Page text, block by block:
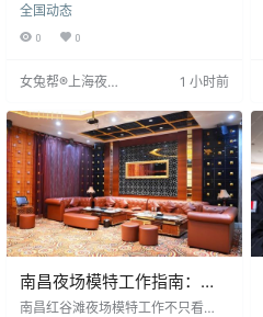
活发展，对优质服务人员需求增
长。招聘要求女性，年龄18至30
据身高和形象，1.60米以上1000元
有额外小费和奖金。此岗位为求职
者提供展示
全国动态
0 0
女兔帮®上海夜场
1 小时前
南昌夜场模特工作指南：红
谷滩场子日结1200+
南昌红谷滩夜场模特工作不只看